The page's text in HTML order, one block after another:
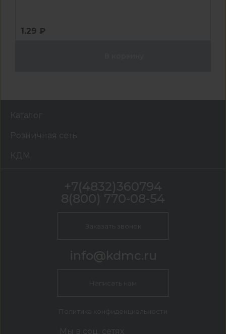
1.29 ₽
Каталог
Розничная сеть
КДМ
+7(4832)360794
8(800) 770-08-54
Заказать звонок
info@kdmc.ru
Написать нам
Политика конфиденциальности
Мы в соц. сетях